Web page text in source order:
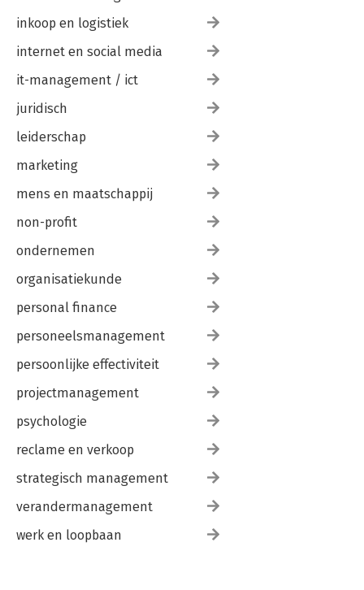
inkoop en logistiek
internet en social media
it-management / ict
juridisch
leiderschap
marketing
mens en maatschappij
non-profit
ondernemen
organisatiekunde
personal finance
personeelsmanagement
persoonlijke effectiviteit
projectmanagement
psychologie
reclame en verkoop
strategisch management
verandermanagement
werk en loopbaan